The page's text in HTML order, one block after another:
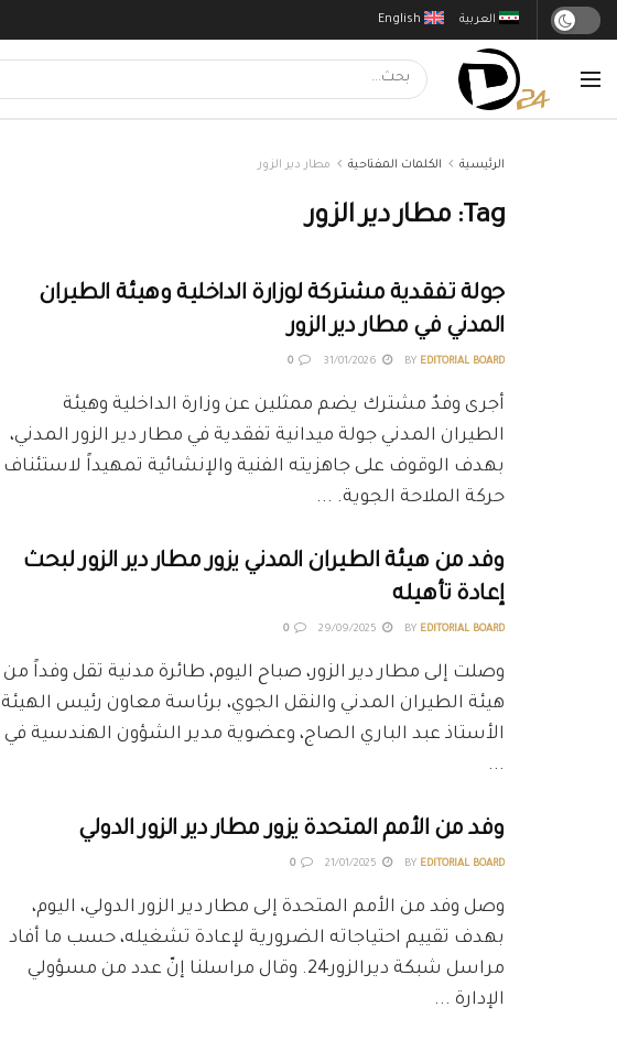
English العربية
الرئيسية الكلمات المفتاحية مطار دير الزور
Tag: مطار دير الزور
جولة تفقدية مشتركة لوزارة الداخلية وهيئة الطيران
المدني في مطار دير الزور
BY EDITORIAL BOARD
0
أجرى وفدٌ مشترك يضم ممثلين عن وزارة الداخلية وهيئة
الطيران المدني جولة ميدانية تفقدية في مطار دير الزور المدني،
بهدف الوقوف على جاهزيته الفنية والإنشائية تمهيداً لاستئناف
حركة الملاحة الجوية. ...
وفد من هيئة الطيران المدني يزور مطار دير الزور لبحث
إعادة تأهيله
BY EDITORIAL BOARD
0
وصلت إلى مطار دير الزور، صباح اليوم، طائرة مدنية تقل وفداً من
هيئة الطيران المدني والنقل الجوي، برئاسة معاون رئيس الهيئة
الأستاذ عبد الباري الصاج، وعضوية مدير الشؤون الهندسية في
...
وفد من الأمم المتحدة يزور مطار دير الزور الدولي
BY EDITORIAL BOARD
0
وصل وفد من الأمم المتحدة إلى مطار دير الزور الدولي، اليوم،
بهدف تقييم احتياجاته الضرورية لإعادة تشغيله، حسب ما أفاد
مراسل شبكة ديرالزور24. وقال مراسلنا إنّ عدد من مسؤولي
الإدارة ...